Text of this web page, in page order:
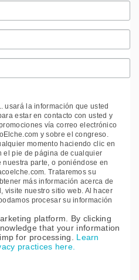
usará la información que usted
estar en contacto con usted y
vía correo electrónico
y sobre el congreso.
momento haciendo clic en
el pie de página de cualquier
parte, o poniéndose en
Trataremos su
más información acerca de
visite nuestro sitio web. Al hacer
procesar su información
platform. By clicking
that your information
for processing. Learn
practices here.